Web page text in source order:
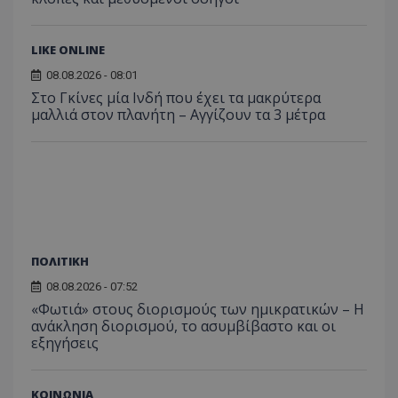
LIKE ONLINE
08.08.2026 - 08:01
Στο Γκίνες μία Ινδή που έχει τα μακρύτερα
μαλλιά στον πλανήτη – Αγγίζουν τα 3 μέτρα
ΠΟΛΙΤΙΚΗ
08.08.2026 - 07:52
«Φωτιά» στους διορισμούς των ημικρατικών – Η
ανάκληση διορισμού, το ασυμβίβαστο και οι
εξηγήσεις
ΚΟΙΝΩΝΙΑ
ASP.NET_SessionId
VISITOR_PRIVACY_METADATA
YouTube
.youtube.com